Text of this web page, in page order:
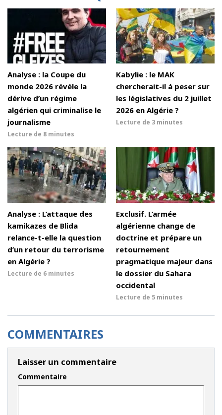
Analyse : la Coupe du
monde 2026 révèle la
dérive d’un régime
algérien qui criminalise le
journalisme
Lecture de 8 minutes
Kabylie : le MAK
chercherait-il à peser sur
les législatives du 2 juillet
2026 en Algérie ?
Lecture de 3 minutes
Analyse : L’attaque des
kamikazes de Blida
relance-t-elle la question
d’un retour du terrorisme
en Algérie ?
Lecture de 6 minutes
Exclusif. L’armée
algérienne change de
doctrine et prépare un
retournement
pragmatique majeur dans
le dossier du Sahara
occidental
Lecture de 5 minutes
COMMENTAIRES
Laisser un commentaire
Commentaire